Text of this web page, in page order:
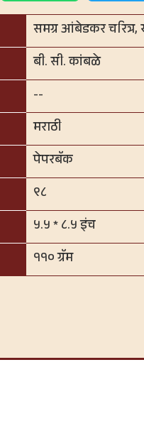
समग्र आंबेडकर चरित्र,
बी. सी. कांबळे
--
मराठी
पेपरबॅक
९८
५.५ * ८.५ इंच
११० ग्रॅम